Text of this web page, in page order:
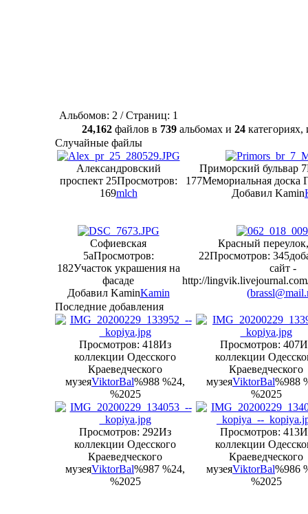
Альбомов: 2 / Страниц: 1
24,162 файлов в 739 альбомах и 24
Случайные файлы
Александровский
проспект 25Просмотров:
169mlch
Приморский бульвар 7
177Мемориальная доска
Добавил Kamin
Софиевская
5аПросмотров:
182Участок украшения на
фасаде
Добавил KaminKamin
Красный
22Просмотров: 345
сайт -
http://
(
Последние добавления
Просмотров: 418Из
коллекции Одесского
Краеведческого
музеяViktorBal%988 %24,
%2025
Просмотров: 407
коллекции
Краеведческого
музеяViktorBal%988
%2025
Просмотров: 292Из
коллекции Одесского
Краеведческого
музеяViktorBal%987 %24,
%2025
Просмотров: 413
коллекции
Краеведческого
музеяViktorBal%986
%2025